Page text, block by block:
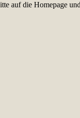
auf die Homepage